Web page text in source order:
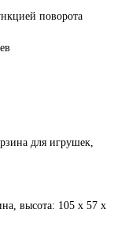
поворота
для игрушек,
высота: 105 х 57 х